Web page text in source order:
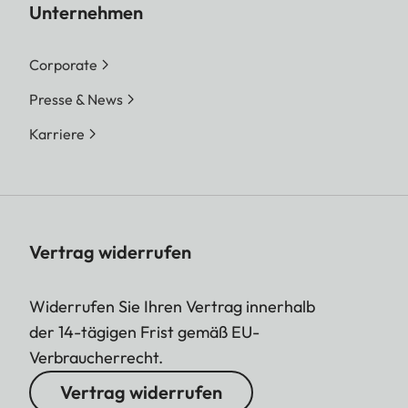
Unternehmen
Corporate
Presse & News
Karriere
Vertrag widerrufen
Widerrufen Sie Ihren Vertrag innerhalb
der 14-tägigen Frist gemäß EU-
Verbraucherrecht.
Vertrag widerrufen